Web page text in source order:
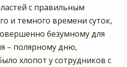
с правильным
и темного времени суток,
безумному для
– полярному дню,
хлопот у сотрудников с